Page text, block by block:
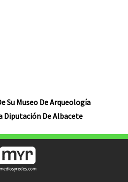
Su Museo De Arqueología
Diputación De Albacete